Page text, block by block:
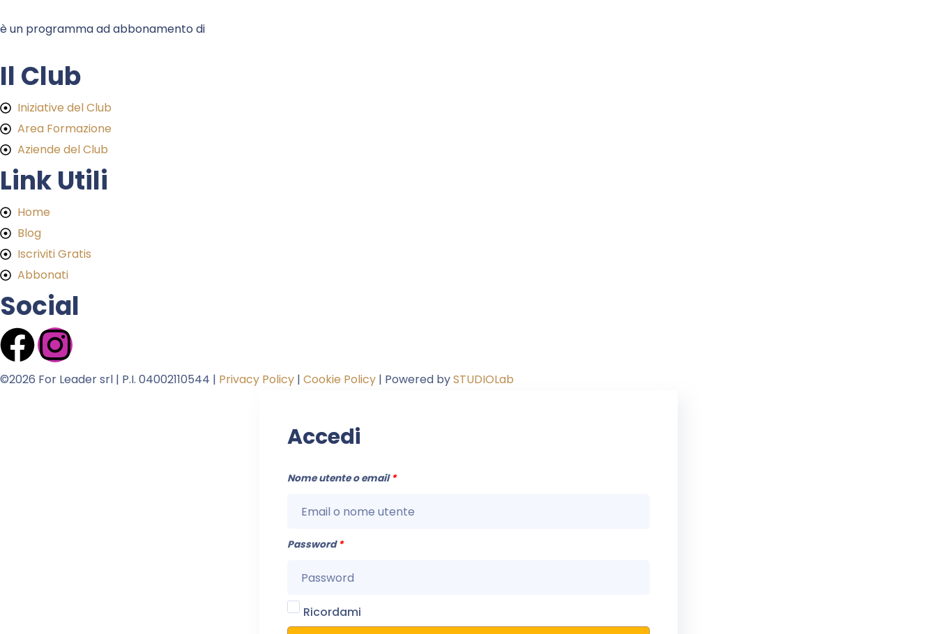
è un programma ad abbonamento di
Il Club
Iniziative del Club
Area Formazione
Aziende del Club
Link Utili
Home
Blog
Iscriviti Gratis
Abbonati
Social
©2026 For Leader srl | P.I. 04002110544 | Privacy Policy | Cookie Policy | Powered bySTUDIOLab
Accedi
Nome utente o email *
Password *
Ricordami